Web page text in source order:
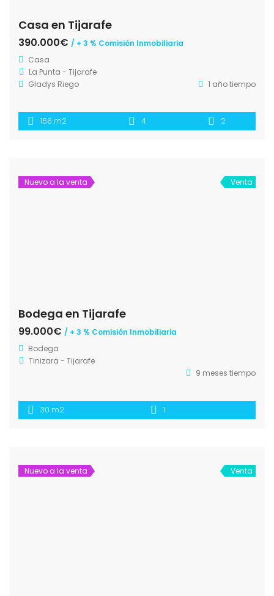
Casa en Tijarafe
390.000€ / + 3 % Comisión Inmobiliaria
Casa
La Punta - Tijarafe
Gladys Riego
1 año tiempo
166 m2 4 2
Nuevo a la venta Venta
Bodega en Tijarafe
99.000€ / + 3 % Comisión Inmobiliaria
Bodega
Tinizara - Tijarafe
9 meses tiempo
30 m2 1
Nuevo a la venta Venta